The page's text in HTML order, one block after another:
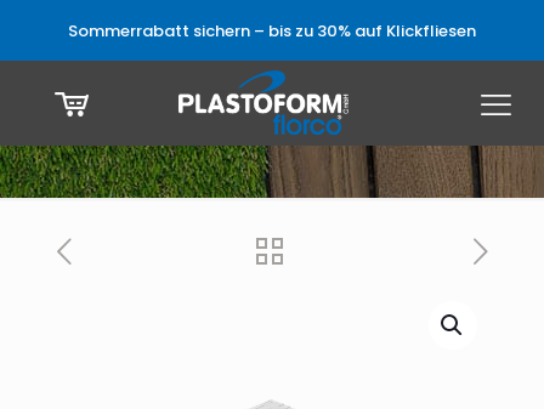
Sommerrabatt sichern – bis zu 30% auf Klickfliesen